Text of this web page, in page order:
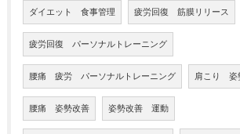
ダイエット 食事管理 疲労回復 筋膜リリース
疲労回復 パーソナルトレーニング
腰痛 疲労 パーソナルトレーニング 肩こり 姿
腰痛 姿勢改善 姿勢改善 運動